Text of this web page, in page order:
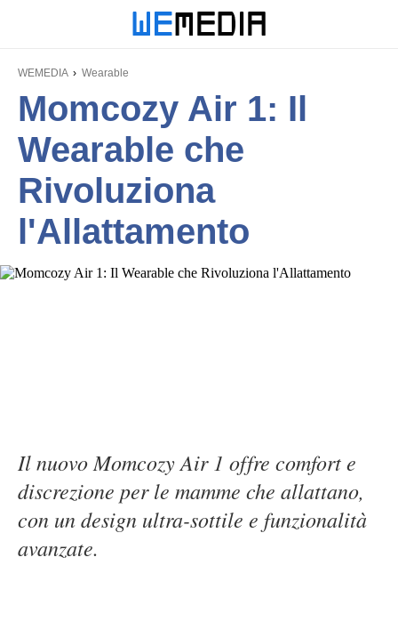
WEMEDIA Wearable
Momcozy Air 1: Il
Wearable che
Rivoluziona
l'Allattamento
Il nuovo Momcozy Air 1 offre comfort e
discrezione per le mamme che allattano,
con un design ultra-sottile e funzionalità
avanzate.